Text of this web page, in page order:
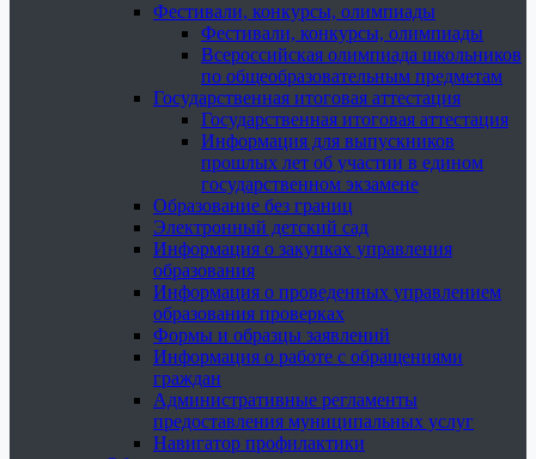
Фестивали, конкурсы, олимпиады
Фестивали, конкурсы, олимпиады
Всероссийская олимпиада школьников
по общеобразовательным предметам
Государственная итоговая аттестация
Государственная итоговая аттестация
Информация для выпускников
прошлых лет об участии в едином
государственном экзамене
Образование без границ
Электронный детский сад
Информация о закупках управления
образования
Информация о проведенных управлением
образования проверках
Формы и образцы заявлений
Информация о работе с обращениями
граждан
Административные регламенты
предоставления муниципальных услуг
Навигатор профилактики